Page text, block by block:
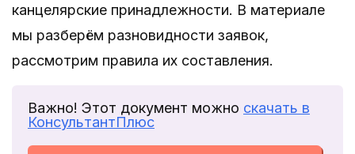
канцелярские принадлежности. В материале
мы разберём разновидности заявок,
рассмотрим правила их составления.
Важно! Этот документ можно скачать в
КонсультантПлюс